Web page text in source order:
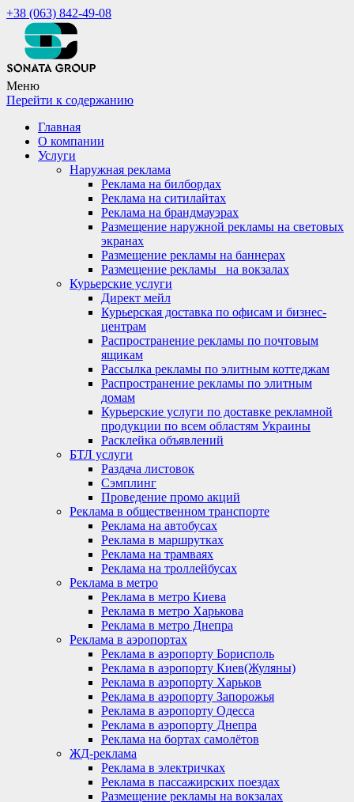
+38 (063) 842-49-08
Меню
Перейти к содержанию
Главная
О компании
Услуги
Наружная реклама
Реклама на билбордах
Реклама на ситилайтах
Реклама на брандмауэрах
Размещение наружной рекламы на световых
экранах
Размещение рекламы на баннерах
Размещение рекламы_ на вокзалах
Курьерские услуги
Директ мейл
Курьерская доставка по офисам и бизнес-
центрам
Распространение рекламы по почтовым
ящикам
Рассылка рекламы по элитным коттеджам
Распространение рекламы по элитным
домам
Курьерские услуги по доставке рекламной
продукции по всем областям Украины
Расклейка объявлений
БТЛ услуги
Раздача листовок
Сэмплинг
Проведение промо акций
Реклама в общественном транспорте
Реклама на автобусах
Реклама в маршрутках
Реклама на трамваях
Реклама на троллейбусах
Реклама в метро
Реклама в метро Киева
Реклама в метро Харькова
Реклама в метро Днепра
Реклама в аэропортах
Реклама в аэропорту Борисполь
Реклама в аэропорту Киев(Жуляны)
Реклама в аэропорту Харьков
Реклама в аэропорту Запорожья
Реклама в аэропорту Одесса
Реклама в аэропорту Днепра
Реклама на бортах самолётов
ЖД-реклама
Реклама в электричках
Реклама в пассажирских поездах
Размещение рекламы на вокзалах